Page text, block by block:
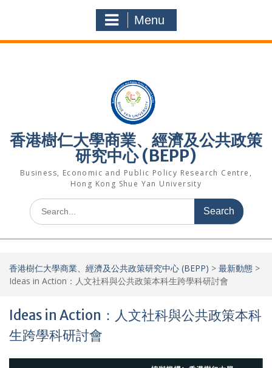
Menu
香港樹仁大學商業、經濟及公共政策
研究中心 (BEPP)
Business, Economic and Public Policy Research Centre,
Hong Kong Shue Yan University
Search
for:
香港樹仁大學商業、經濟及公共政策研究中心 (BEPP) > 最新動態 >
Ideas in Action：人文社科與公共政策本科生跨學科研討會
Ideas in Action：人文社科與公共政策本科
生跨學科研討會